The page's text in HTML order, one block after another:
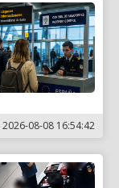
2026-08-08 16:54:42